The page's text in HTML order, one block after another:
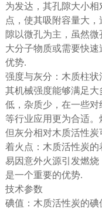
为发达，其孔隙大小
点，使其吸附容量大
隙以微孔为主，虽然
大分子物质或需要快
优势.
强度与灰分：木质柱状
其机械强度能够满足
低，杂质少，在一些
等行业应用更为合适。
但灰分相对木质活性炭
着火点：木质活性炭
易因意外火源引发燃
是一个重要的优势.
技术参数
碘值：木质活性炭的碘